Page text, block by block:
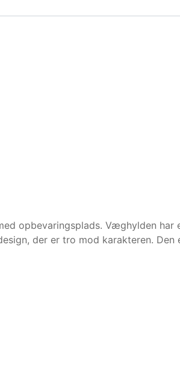
opbevaringsplads. Væghylden
der er tro mod karakteren. Den